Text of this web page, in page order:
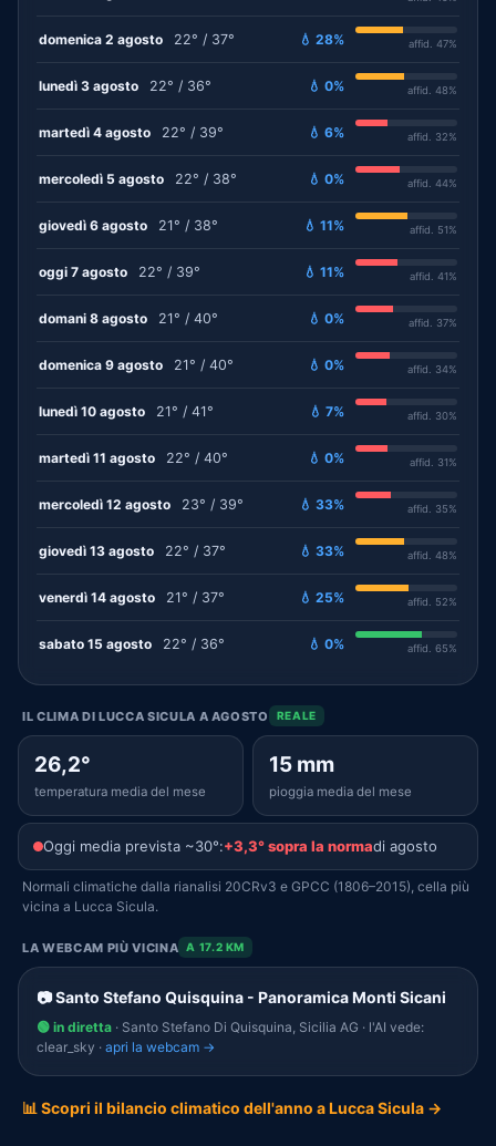
domenica 2 agosto 22° / 37° 💧 28% affid. 47%
lunedì 3 agosto 22° / 36° 💧 0% affid. 48%
martedì 4 agosto 22° / 39° 💧 6% affid. 32%
mercoledì 5 agosto 22° / 38° 💧 0% affid. 44%
giovedì 6 agosto 21° / 38° 💧 11% affid. 51%
oggi 7 agosto 22° / 39° 💧 11% affid. 41%
domani 8 agosto 21° / 40° 💧 0% affid. 37%
domenica 9 agosto 21° / 40° 💧 0% affid. 34%
lunedì 10 agosto 21° / 41° 💧 7% affid. 30%
martedì 11 agosto 22° / 40° 💧 0% affid. 31%
mercoledì 12 agosto 23° / 39° 💧 33% affid. 35%
giovedì 13 agosto 22° / 37° 💧 33% affid. 48%
venerdì 14 agosto 21° / 37° 💧 25% affid. 52%
sabato 15 agosto 22° / 36° 💧 0% affid. 65%
IL CLIMA DI LUCCA SICULA A AGOSTO REALE
26,2°
temperatura media del mese
15 mm
pioggia media del mese
Oggi media prevista ~30°:+3,3° sopra la normadi agosto
Normali climatiche dalla rianalisi 20CRv3 e GPCC (1806–2015), cella più
vicina a Lucca Sicula.
LA WEBCAM PIÙ VICINA A 17.2 KM
📷 Santo Stefano Quisquina - Panoramica Monti Sicani
🟢 in diretta · Santo Stefano Di Quisquina, Sicilia AG · l'AI vede:
clear_sky · apri la webcam →
📊 Scopri il bilancio climatico dell'anno a Lucca Sicula →